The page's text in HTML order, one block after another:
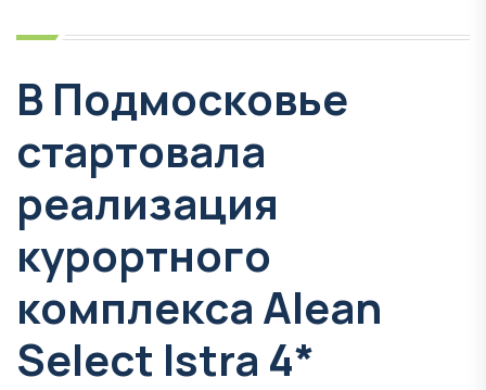
В Подмосковье
стартовала
реализация
курортного
комплекса Alean
Select Istra 4*